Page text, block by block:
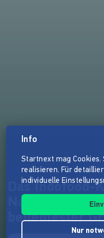
Das Indofood-
Nature
beliebtester
Info
Startnext mag Cookies.
realisieren. Für
individuelle
Nur